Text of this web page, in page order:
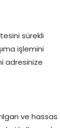
sürekli
işlemini
adresinize
ve hassas